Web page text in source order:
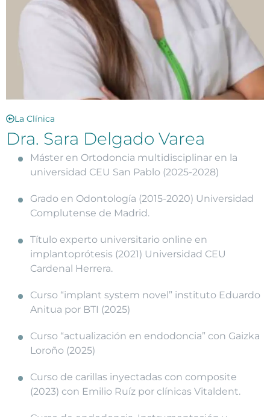
La Clínica
Dra. Sara Delgado Varea
Máster en Ortodoncia multidisciplinar en la
universidad CEU San Pablo (2025-2028)
Grado en Odontología (2015-2020) Universidad
Complutense de Madrid.
Título experto universitario online en
implantoprótesis (2021) Universidad CEU
Cardenal Herrera.
Curso “implant system novel” instituto Eduardo
Anitua por BTI (2025)
Curso “actualización en endodoncia” con Gaizka
Loroño (2025)
Curso de carillas inyectadas con composite
(2023) con Emilio Ruíz por clínicas Vitaldent.